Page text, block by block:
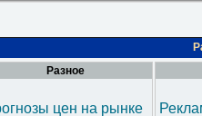
Разное
цен на рынке